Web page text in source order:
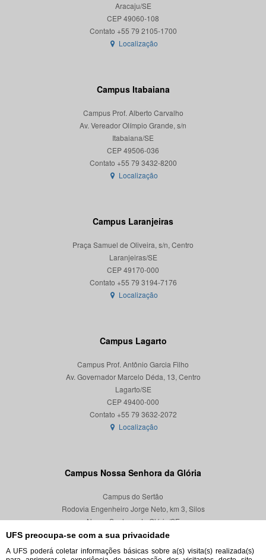
UFS preocupa-se com a sua privacidade
A UFS poderá coletar informações básicas sobre a(s) visita(s) realizada(s)
Aracaju/SE
CEP 49060-108
Localização
Campus Itabaiana
Campus Prof. Alberto Carvalho
Av. Vereador Olímpio Grande, s/n
Itabaiana/SE
CEP 49506-036
Localização
Campus Laranjeiras
Praça Samuel de Oliveira, s/n, Centro
Laranjeiras/SE
CEP 49170-000
Localização
Campus Lagarto
Campus Prof. Antônio Garcia Filho
Av. Governador Marcelo Déda, 13, Centro
Lagarto/SE
CEP 49400-000
Localização
Campus Nossa Senhora da Glória
Campus do Sertão
Rodovia Engenheiro Jorge Neto, km 3, Silos
Nossa Senhora da Glória/SE
CEP 49680-000